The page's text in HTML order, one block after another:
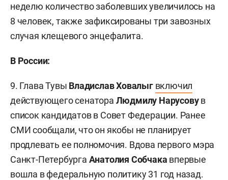
неделю количество заболевших увеличилось на
8 человек, также зафиксированы три завозных
случая клещевого энцефалита.
В России:
9. Глава Тувы Владислав Ховалыг включил
действующего сенатора Людмилу Нарусовув
список кандидатов в Совет Федерации. Ранее
СМИ сообщали, что он якобы не планирует
продлевать ее полномочия. Вдова первого мэра
Санкт-Петербурга Анатолия Собчака впервые
вошла в федеральную политику 31 год назад.